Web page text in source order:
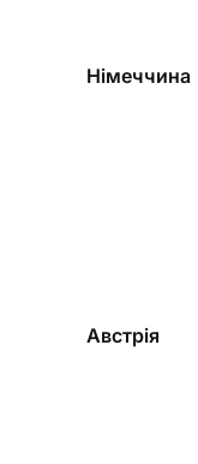
Німеччина
Австрія